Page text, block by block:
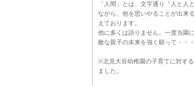
「人間」とは、文字通り「人と
ながら、他を思いやることが出来
えております。
他に多くは語りません。一度当園
敵な親子の未来を強く願って・・・
※北見大谷幼稚園の子育てに対す
ました。